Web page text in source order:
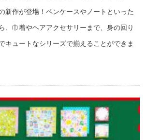
新作が登場！ペンケースやノートといった
、巾着やヘアアクセサリーまで、身の回り
キュートなシリーズで揃えることができま